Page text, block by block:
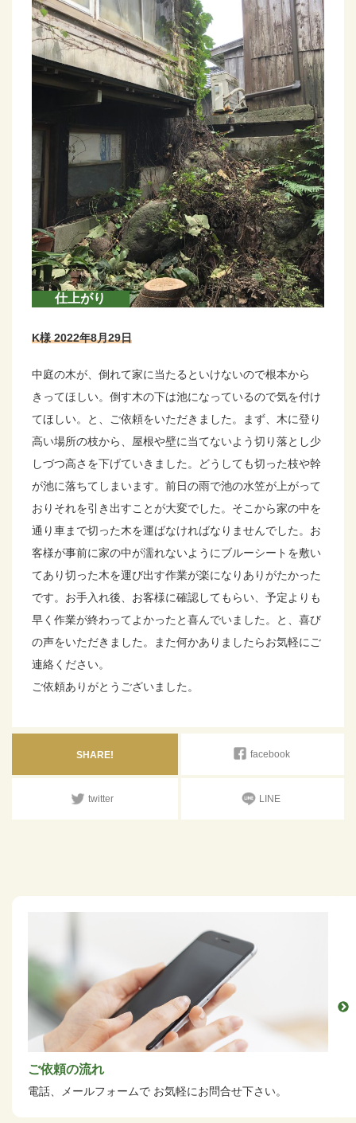
仕上がり
K様 2022年8月29日
中庭の木が、倒れて家に当たるといけないので根本から
きってほしい。倒す木の下は池になっているので気を付け
てほしい。と、ご依頼をいただきました。まず、木に登り
高い場所の枝から、屋根や壁に当てないよう切り落とし少
しづつ高さを下げていきました。どうしても切った枝や幹
が池に落ちてしまいます。前日の雨で池の水笠が上がって
おりそれを引き出すことが大変でした。そこから家の中を
通り車まで切った木を運ばなければなりませんでした。お
客様が事前に家の中が濡れないようにブルーシートを敷い
てあり切った木を運び出す作業が楽になりありがたかった
です。お手入れ後、お客様に確認してもらい、予定よりも
早く作業が終わってよかったと喜んでいました。と、喜び
の声をいただきました。また何かありましたらお気軽にご
連絡ください。
ご依頼ありがとうございました。
SHARE! facebook
twitter LINE
ご依頼の流れ
電話、メールフォームで お気軽にお問合せ下さい。